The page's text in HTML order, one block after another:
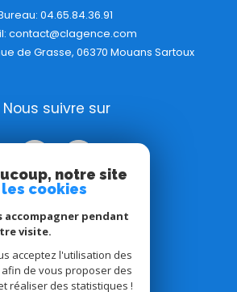
04.65.84.36.91
contact@clagence.com
de Grasse, 06370 Mouans Sartoux
Nous suivre sur
notre site
cookies
accompagner pendant
visite.
acceptez l'utilisation des
de vous proposer des
réaliser des statistiques !